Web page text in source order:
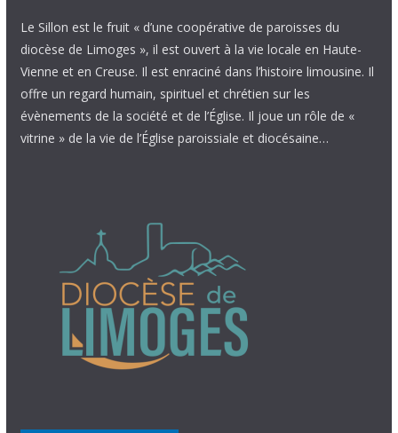
Le Sillon est le fruit « d’une coopérative de paroisses du
diocèse de Limoges », il est ouvert à la vie locale en Haute-
Vienne et en Creuse. Il est enraciné dans l’histoire limousine. Il
offre un regard humain, spirituel et chrétien sur les
évènements de la société et de l’Église. Il joue un rôle de «
vitrine » de la vie de l’Église paroissiale et diocésaine…